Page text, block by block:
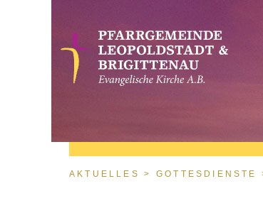
Sie sind hier
AKTUELLES GOTTESDIENSTE